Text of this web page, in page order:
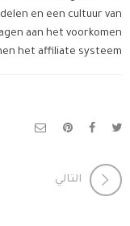
en een cultuur van
aan het voorkomen
het affiliate systeem.
التالي